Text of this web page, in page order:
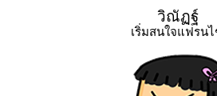
วิณัฏฐ์
เริ่มสนใจแฟรน